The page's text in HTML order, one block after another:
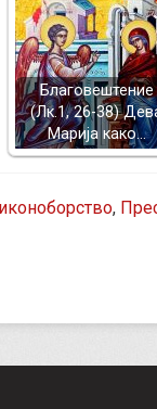
Благовештение
(Лк.1, 26-38)
Марија како…
иконоборство,